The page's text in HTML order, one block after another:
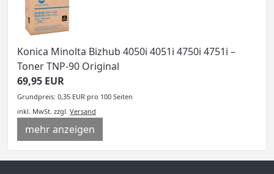
Konica Minolta Bizhub 4050i 4051i 4750i 4751i –
Toner TNP-90 Original
69,95 EUR
Grundpreis: 0,35 EUR pro 100 Seiten
inkl. MwSt. zzgl. Versand
mehr anzeigen